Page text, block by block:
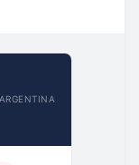
ARGENTINA